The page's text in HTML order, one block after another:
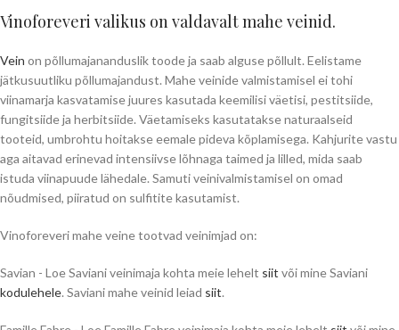
Vinoforeveri valikus on valdavalt mahe veinid.
Vein on põllumajananduslik toode ja saab alguse põllult. Eelistame
jätkusuutliku põllumajandust. Mahe veinide valmistamisel ei tohi
viinamarja kasvatamise juures kasutada keemilisi väetisi, pestitsiide,
fungitsiide ja herbitsiide. Väetamiseks kasutatakse naturaalseid
tooteid, umbrohtu hoitakse eemale pideva kõplamisega. Kahjurite vastu
aga aitavad erinevad intensiivse lõhnaga taimed ja lilled, mida saab
istuda viinapuude lähedale. Samuti veinivalmistamisel on omad
nõudmised, piiratud on sulfitite kasutamist.
Vinoforeveri mahe veine tootvad veinimjad on:
Savian - Loe Saviani veinimaja kohta meie lehelt siit või mine Saviani
kodulehele. Saviani mahe veinid leiad siit.